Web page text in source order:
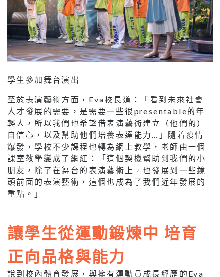
學生參加舞台演出
至於表演藝術方面，Eva校長道：「看到未來社會
人才發展的需要，是需要一些很presentable的年
輕人，所以我們也希望借表演藝術建立（他們的）
自信心，以及幫助他們培養表達能力…」隨着疫情
爆發，學校不少課程也轉為網上教學，老師由一個
課室教學變成了網紅：「這個契機幫助到我們的小
朋友，除了在舞台的表演藝術上，也發展到一些鏡
頭前面的表演藝術，這個也成為了我們近年發展的
重點。」
讓學生從運動鍛煉中 培育
正向品格與能力
說到校內體育發展，與擁有運動員成長經歷的Eva